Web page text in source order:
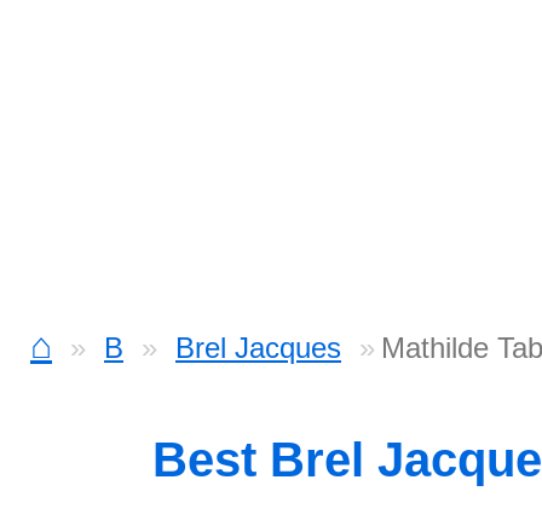
⌂ B Brel Jacques Mathilde
Best Brel